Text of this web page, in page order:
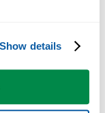
Show details
semplice.
cose che Excel da